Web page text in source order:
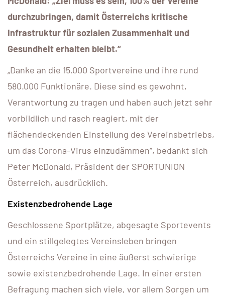
durchzubringen, damit Österreichs kritische
Infrastruktur für sozialen Zusammenhalt und
Gesundheit erhalten bleibt.“
„Danke an die 15.000 Sportvereine und ihre rund
580.000 Funktionäre. Diese sind es gewohnt,
Verantwortung zu tragen und haben auch jetzt sehr
vorbildlich und rasch reagiert, mit der
flächendeckenden Einstellung des Vereinsbetriebs,
um das Corona-Virus einzudämmen“, bedankt sich
Peter McDonald, Präsident der SPORTUNION
Österreich, ausdrücklich.
Existenzbedrohende Lage
Geschlossene Sportplätze, abgesagte Sportevents
und ein stillgelegtes Vereinsleben bringen
Österreichs Vereine in eine äußerst schwierige
sowie existenzbedrohende Lage. In einer ersten
Befragung machen sich viele, vor allem Sorgen um